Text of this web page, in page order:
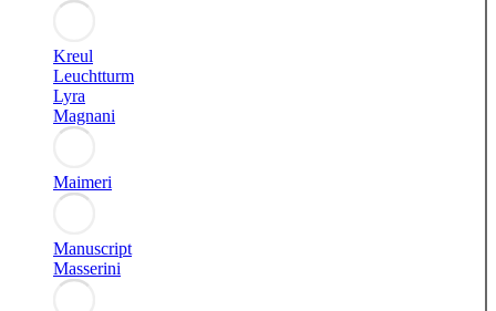
Kreul
Leuchtturm
Lyra
Magnani
Maimeri
Manuscript
Masserini